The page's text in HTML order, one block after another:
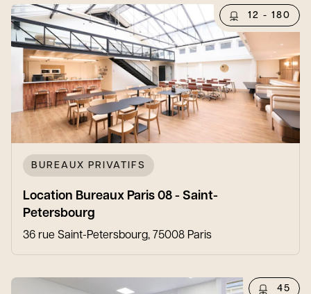
12 - 180
BUREAUX PRIVATIFS
Location Bureaux Paris 08 - Saint-
Petersbourg
36 rue Saint-Petersbourg, 75008 Paris
45